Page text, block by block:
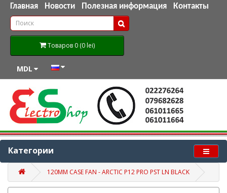
Главная Новости Полезная информация Контакты
Товаров 0 (0 lei)
MDL
Категории
120MM CASE FAN - ARCTIC P12 PRO PST LN BLACK